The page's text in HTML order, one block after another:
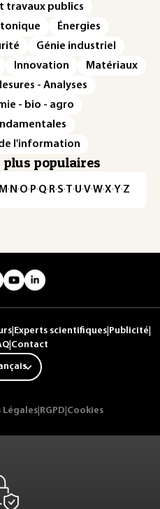
travaux publics
Énergies
Génie industriel
Innovation
Matériaux
- Analyses
- bio - agro
l'information
plus populaires
M · N ·O· P·Q· R·S·T·U·V·W·X·Y·Z
Experts scientifiques Publicité
| Contact
Légales RGPD Cookies